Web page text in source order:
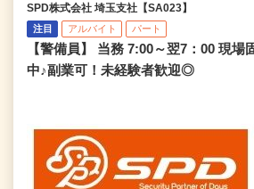
SPD株式会社 埼玉支社【SA023】
注目 アルバイト パート
【警備員】 当務 7:00～翌7：00 現
中♪副業可！未経験者歓迎◎